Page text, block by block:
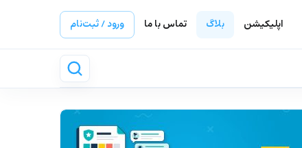
اپلیکیشن بلاگ تماس با ما ورود / ثبت‌نام